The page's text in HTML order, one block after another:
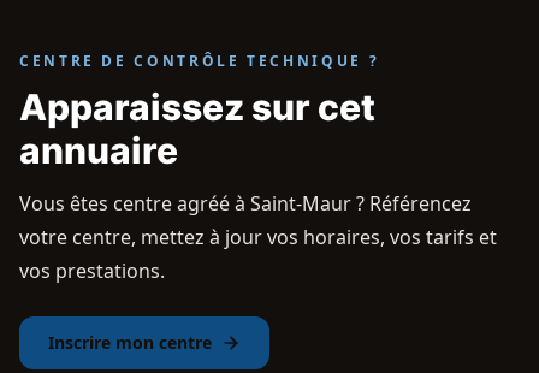
CENTRE DE CONTRÔLE TECHNIQUE ?
Apparaissez sur cet
annuaire
Vous êtes centre agréé à Saint-Maur ? Référencez
votre centre, mettez à jour vos horaires, vos tarifs et
vos prestations.
Inscrire mon centre